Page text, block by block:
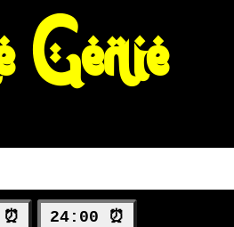
Genie
24:00 ⏰